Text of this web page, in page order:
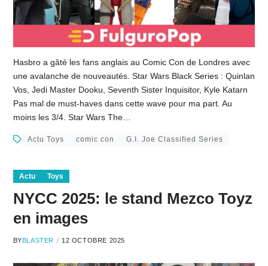
Hasbro a gâté les fans anglais au Comic Con de Londres avec
une avalanche de nouveautés. Star Wars Black Series : Quinlan
Vos, Jedi Master Dooku, Seventh Sister Inquisitor, Kyle Katarn
Pas mal de must-haves dans cette wave pour ma part. Au
moins les 3/4. Star Wars The…
Actu Toys comic con G.I. Joe Classified Series
Actu Toys
NYCC 2025: le stand Mezco Toyz
en images
BY BLASTER 12 OCTOBRE 2025